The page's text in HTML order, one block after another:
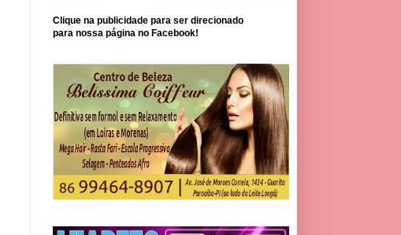
Clique na publicidade para ser direcionado
para nossa página no Facebook!